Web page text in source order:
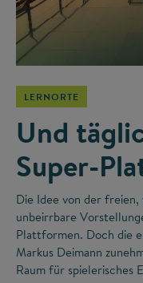
LERNORTE
Und
Super-
Die Idee von der
unbeirrbare
Plattformen. Doch die
Markus Deimann
Raum für spielerisches